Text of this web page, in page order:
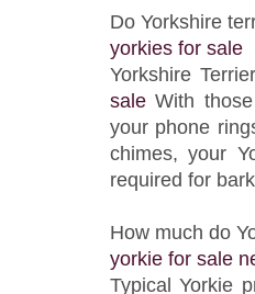
Do Yorkshire
yorkies for sale
Yorkshire
sale With
your phone
chimes, your
required for
How much do
yorkie for sale
Typical Yorkie